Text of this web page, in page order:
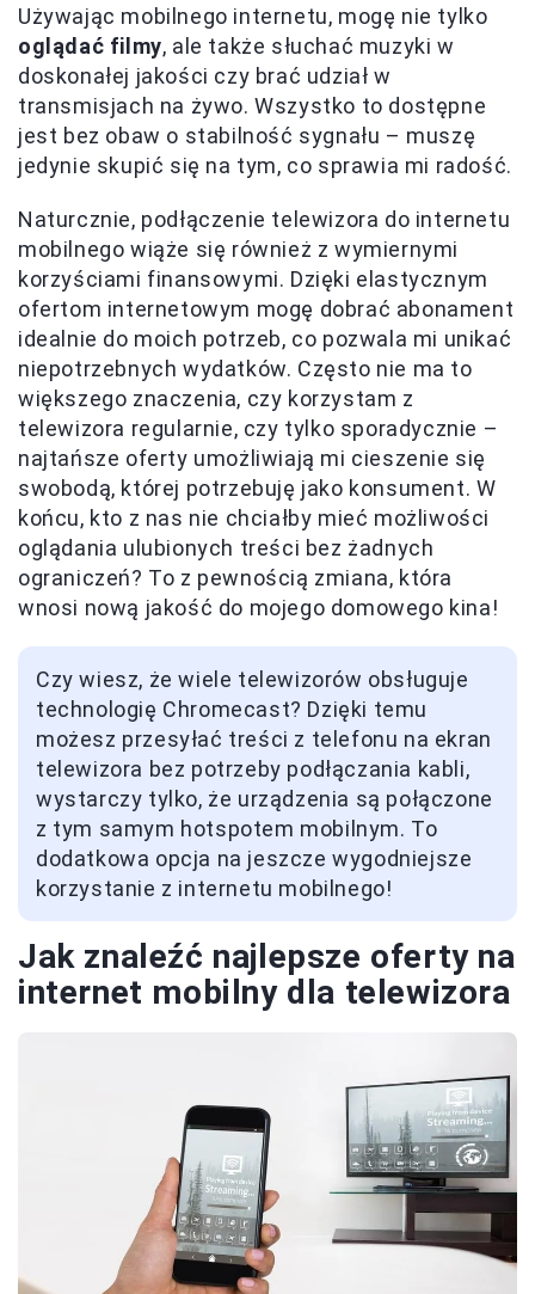
Używając mobilnego internetu, mogę nie tylko
oglądać filmy, ale także słuchać muzyki w
doskonałej jakości czy brać udział w
transmisjach na żywo. Wszystko to dostępne
jest bez obaw o stabilność sygnału – muszę
jedynie skupić się na tym, co sprawia mi radość.
Naturcznie, podłączenie telewizora do internetu
mobilnego wiąże się również z wymiernymi
korzyściami finansowymi. Dzięki elastycznym
ofertom internetowym mogę dobrać abonament
idealnie do moich potrzeb, co pozwala mi unikać
niepotrzebnych wydatków. Często nie ma to
większego znaczenia, czy korzystam z
telewizora regularnie, czy tylko sporadycznie –
najtańsze oferty umożliwiają mi cieszenie się
swobodą, której potrzebuję jako konsument. W
końcu, kto z nas nie chciałby mieć możliwości
oglądania ulubionych treści bez żadnych
ograniczeń? To z pewnością zmiana, która
wnosi nową jakość do mojego domowego kina!
Czy wiesz, że wiele telewizorów obsługuje
technologię Chromecast? Dzięki temu
możesz przesyłać treści z telefonu na ekran
telewizora bez potrzeby podłączania kabli,
wystarczy tylko, że urządzenia są połączone
z tym samym hotspotem mobilnym. To
dodatkowa opcja na jeszcze wygodniejsze
korzystanie z internetu mobilnego!
Jak znaleźć najlepsze oferty na
internet mobilny dla telewizora